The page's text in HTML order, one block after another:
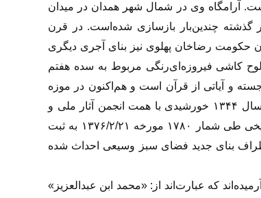
وفات یافته است. آرامگاه وی در شمال شهر همدان در میدان
گذشته چندین‌بار بازسازی شده‌است. در قرن
رضاخان پهلوی نیز بنای آجری دیگری
کاشی فیروزه‌ای‌رنگی مربوط به سده هفتم
و آیاتی از قرآن است و هم‌اکنون در موزه
ایران باستان نگهداری می‌شود. احداث بنای جدید در سال ۱۳۴۴ خورشیدی با همت انجمن آثار ملی و
شهرداری وقت همدان انجام شده است. این بنای تاریخی طی شمار ۱۷۸۰ مورخه ۱۳۷۶/۲/۲۱ به ثبت
بنای جدید فضای سبز وسیعی احداث شده
که عبارت‌اند از: «محمد ابن عبدالعزیز»